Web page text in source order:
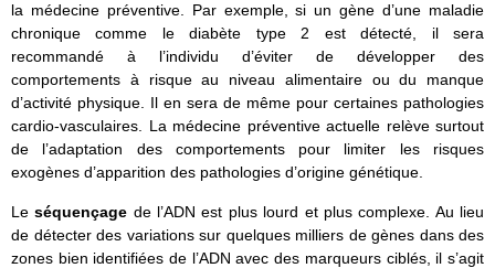
la médecine préventive. Par exemple, si un gène d’une maladie
chronique comme le diabète type 2 est détecté, il sera
recommandé à l’individu d’éviter de développer des
comportements à risque au niveau alimentaire ou du manque
d’activité physique. Il en sera de même pour certaines pathologies
cardio-vasculaires. La médecine préventive actuelle relève surtout
de l’adaptation des comportements pour limiter les risques
exogènes d’apparition des pathologies d’origine génétique.
Leséquençage de l’ADN est plus lourd et plus complexe. Au lieu
de détecter des variations sur quelques milliers de gènes dans des
zones bien identifiées de l’ADN avec des marqueurs ciblés, il s’agit